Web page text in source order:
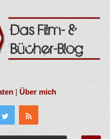
|Über mich